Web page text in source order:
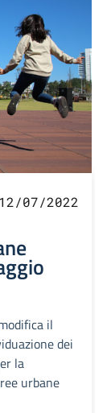
12/07/2022
il
dei
la
urbane